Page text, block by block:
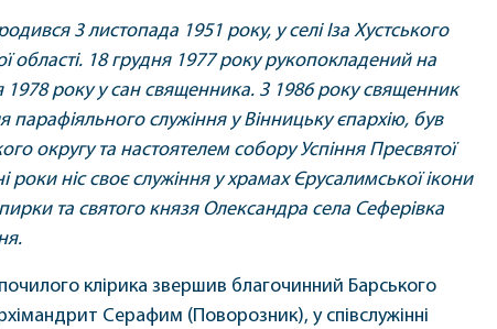
3 листопада 1951 року, у селі Іза Хустського
області. 18 грудня 1977 року рукопокладений на
року у сан священника. З 1986 року священник
парафіяльного служіння у Вінницьку єпархію, був
округу та настоятелем собору Успіння Пресвятої
роки ніс своє служіння у храмах Єрусалимської ікони
та святого князя Олександра села Сеферівка
клірика звершив благочинний Барського
Серафим (Поворозник), у співслужінні